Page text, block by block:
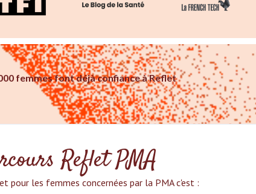
femmes font déjà confiance à Reflet
Reflet PMA
pour les femmes concernées par la PMA c'est :‍